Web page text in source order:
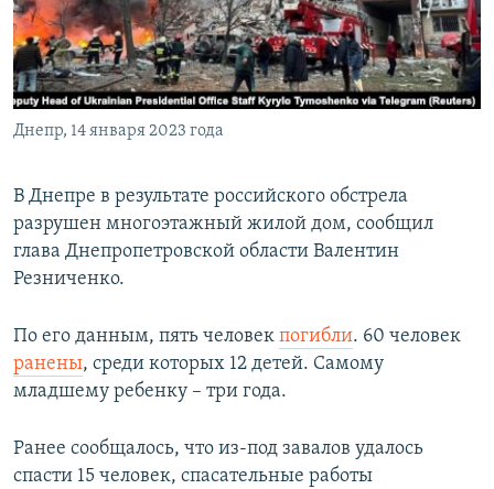
Հայերեն
English
Русский
Днепр, 14 января 2023 года
В Днепре в результате российского обстрела
разрушен многоэтажный жилой дом, сообщил
глава Днепропетровской области Валентин
Резниченко.
По его данным, пять человек погибли. 60 человек
ранены, среди которых 12 детей. Самому
младшему ребенку – три года.
Ранее сообщалось, что из-под завалов удалось
спасти 15 человек, спасательные работы